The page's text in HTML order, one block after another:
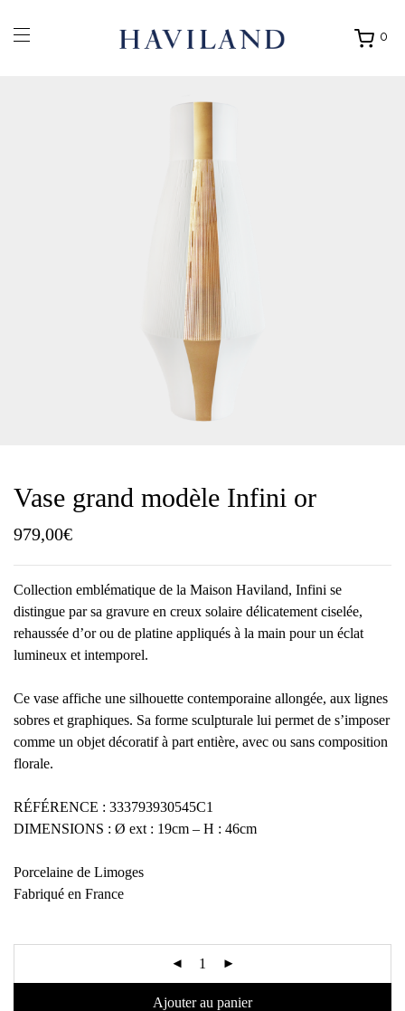
0
Ouvrir
Vase grand modèle Infini or
979,00€
Collection emblématique de la Maison Haviland, Infini se
distingue par sa gravure en creux solaire délicatement ciselée,
rehaussée d’or ou de platine appliqués à la main pour un éclat
lumineux et intemporel.
Ce vase affiche une silhouette contemporaine allongée, aux lignes
sobres et graphiques. Sa forme sculpturale lui permet de s’imposer
comme un objet décoratif à part entière, avec ou sans composition
florale.
RÉFÉRENCE : 333793930545C1
DIMENSIONS : Ø ext : 19cm – H : 46cm
Porcelaine de Limoges
Fabriqué en France
Ajouter au panier